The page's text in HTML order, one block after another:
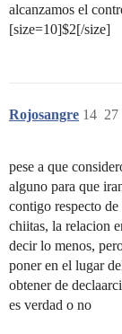
alcanzamos el
[size=10]$2[/size]
Rojosangre 27
14
pese a que
alguno para que
contigo respecto
chiitas, la relacion
decir lo menos,
poner en el lugar
obtener de
es verdad o no